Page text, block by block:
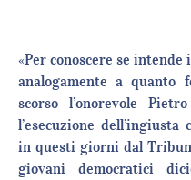
«Per conoscere se
analogamente a quanto
scorso l’onorevole
l’esecuzione
in questi giorni dal
giovani democratici